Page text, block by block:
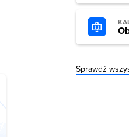
Sprawdź